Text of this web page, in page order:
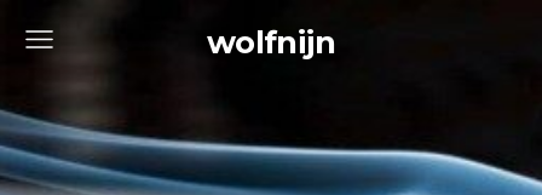
wolfnijn